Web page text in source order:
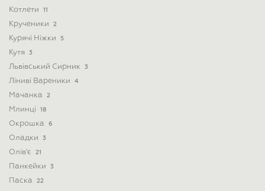
Котлети 11
Крученики 2
Курячі Ніжки 5
Кутя 3
Львівський Сирник 3
Ліниві Вареники 4
Мачанка 2
Млинці 18
Окрошка 6
Оладки 3
Олів'є 21
Панкейки 3
Паска 22